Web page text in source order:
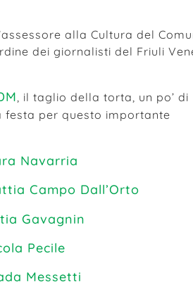
alla Cultura del
dei giornalisti del Friuli
, il taglio della torta, un po’ di
per questo importante
Navarria
Campo Dall’Orto
Gavagnin
Pecile
Messetti